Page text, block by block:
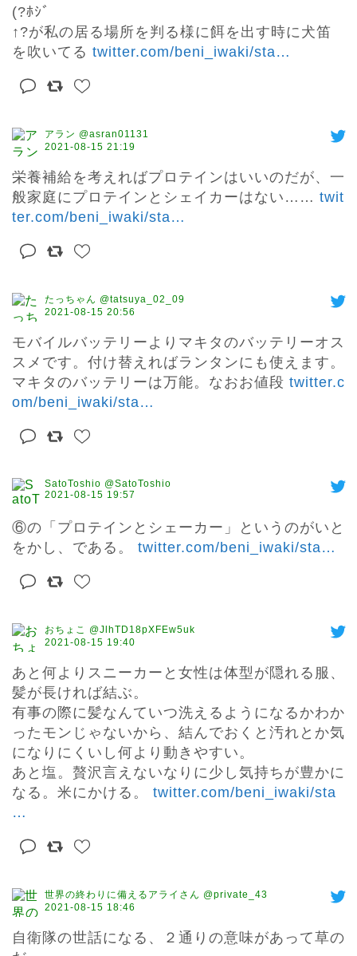
(?ﾎｼﾞ
↑?が私の居る場所を判る様に餌を出す時に犬笛
を吹いてる twitter.com/beni_iwaki/sta…
アラン @asran01131
2021-08-15 21:19
栄養補給を考えればプロテインはいいのだが、一
般家庭にプロテインとシェイカーはない…… twit
ter.com/beni_iwaki/sta…
たっちゃん @tatsuya_02_09
2021-08-15 20:56
モバイルバッテリーよりマキタのバッテリーオス
スメです。付け替えればランタンにも使えます。
マキタのバッテリーは万能。なおお値段 twitter.c
om/beni_iwaki/sta…
SatoToshio @SatoToshio
2021-08-15 19:57
⑥の「プロテインとシェーカー」というのがいと
をかし、である。 twitter.com/beni_iwaki/sta…
おちょこ @JlhTD18pXFEw5uk
2021-08-15 19:40
あと何よりスニーカーと女性は体型が隠れる服、
髪が長ければ結ぶ。
有事の際に髪なんていつ洗えるようになるかわか
ったモンじゃないから、結んでおくと汚れとか気
になりにくいし何より動きやすい。
あと塩。贅沢言えないなりに少し気持ちが豊かに
なる。米にかける。 twitter.com/beni_iwaki/sta
…
世界の終わりに備えるアライさん @private_43
2021-08-15 18:46
自衛隊の世話になる、２通りの意味があって草の